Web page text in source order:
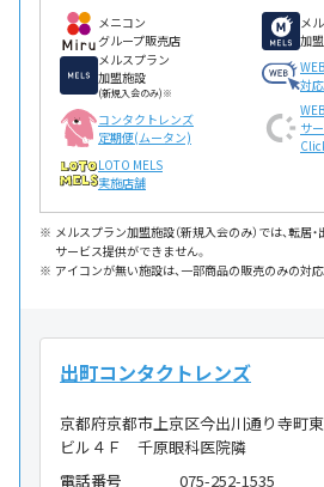
メニコン
グループ販売店
メ
加
メルスプラン
加盟施設
(新規入会のみ)※
対
コンタクトレンズ
定期便(ムータン)
サ
LOTO MELS
実施店舗
メルスプラン加盟施設（新規入会のみ）では、転居
サービス提供ができません。
アイコンが無い施設は、一部商品の販売のみの対応
出町コンタクトレンズ
京都府京都市上京区今出川通り寺町
ビル４Ｆ 千原眼科医院隣
電話番号
075-252-1535